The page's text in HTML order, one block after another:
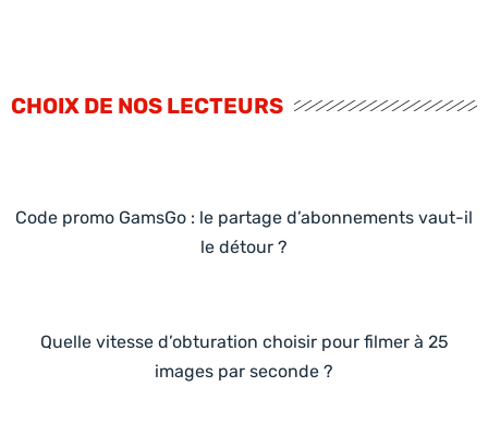
CHOIX DE NOS LECTEURS
Code promo GamsGo : le partage d’abonnements vaut-il
le détour ?
Quelle vitesse d’obturation choisir pour filmer à 25
images par seconde ?